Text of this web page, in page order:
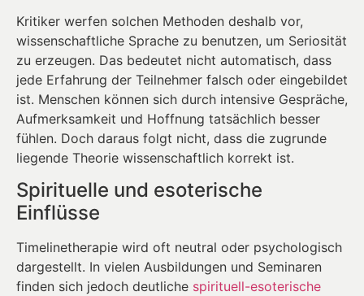
Kritiker werfen solchen Methoden deshalb vor,
wissenschaftliche Sprache zu benutzen, um Seriosität
zu erzeugen. Das bedeutet nicht automatisch, dass
jede Erfahrung der Teilnehmer falsch oder eingebildet
ist. Menschen können sich durch intensive Gespräche,
Aufmerksamkeit und Hoffnung tatsächlich besser
fühlen. Doch daraus folgt nicht, dass die zugrunde
liegende Theorie wissenschaftlich korrekt ist.
Spirituelle und esoterische
Einflüsse
Timelinetherapie wird oft neutral oder psychologisch
dargestellt. In vielen Ausbildungen und Seminaren
finden sich jedoch deutliche spirituell-esoterische